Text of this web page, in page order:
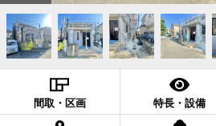
間取・区画 特長・設備